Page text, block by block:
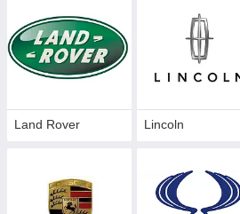
Land Rover Lincoln